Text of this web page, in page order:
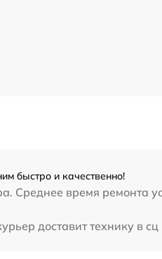
быстро и качественно!
Среднее время ремонта
доставит технику в сц